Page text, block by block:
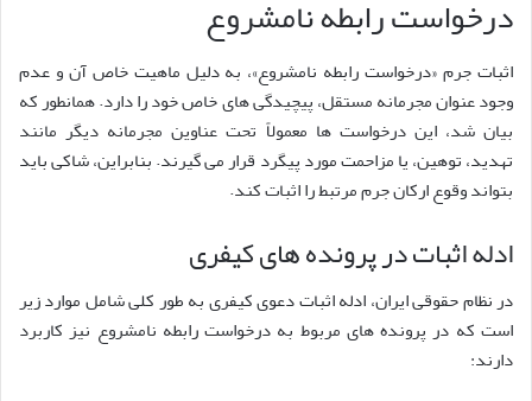
درخواست رابطه نامشروع
اثبات جرم «درخواست رابطه نامشروع»، به دلیل ماهیت خاص آن و عدم
وجود عنوان مجرمانه مستقل، پیچیدگی های خاص خود را دارد. همانطور که
بیان شد، این درخواست ها معمولاً تحت عناوین مجرمانه دیگر مانند
تهدید، توهین، یا مزاحمت مورد پیگرد قرار می گیرند. بنابراین، شاکی باید
بتواند وقوع ارکان جرم مرتبط را اثبات کند.
ادله اثبات در پرونده های کیفری
در نظام حقوقی ایران، ادله اثبات دعوی کیفری به طور کلی شامل موارد زیر
است که در پرونده های مربوط به درخواست رابطه نامشروع نیز کاربرد
دارند: